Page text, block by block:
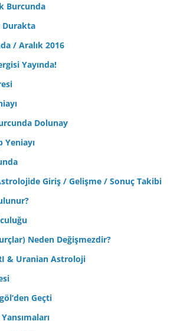
Burcunda
Durakta
/ Aralık 2016
Yayında!
Dolunay
Yeniayı
Giriş / Gelişme / Sonuç Takibi
Neden Değişmezdir?
& Uranian Astroloji
Geçti